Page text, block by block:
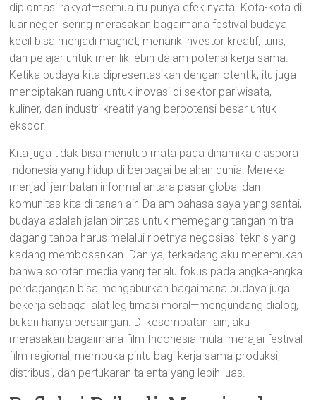
diplomasi rakyat—semua itu punya efek nyata. Kota-kota di
luar negeri sering merasakan bagaimana festival budaya
kecil bisa menjadi magnet, menarik investor kreatif, turis,
dan pelajar untuk menilik lebih dalam potensi kerja sama.
Ketika budaya kita dipresentasikan dengan otentik, itu juga
menciptakan ruang untuk inovasi di sektor pariwisata,
kuliner, dan industri kreatif yang berpotensi besar untuk
ekspor.
Kita juga tidak bisa menutup mata pada dinamika diaspora
Indonesia yang hidup di berbagai belahan dunia. Mereka
menjadi jembatan informal antara pasar global dan
komunitas kita di tanah air. Dalam bahasa saya yang santai,
budaya adalah jalan pintas untuk memegang tangan mitra
dagang tanpa harus melalui ribetnya negosiasi teknis yang
kadang membosankan. Dan ya, terkadang aku menemukan
bahwa sorotan media yang terlalu fokus pada angka-angka
perdagangan bisa mengaburkan bagaimana budaya juga
bekerja sebagai alat legitimasi moral—mengundang dialog,
bukan hanya persaingan. Di kesempatan lain, aku
merasakan bagaimana film Indonesia mulai merajai festival
film regional, membuka pintu bagi kerja sama produksi,
distribusi, dan pertukaran talenta yang lebih luas.